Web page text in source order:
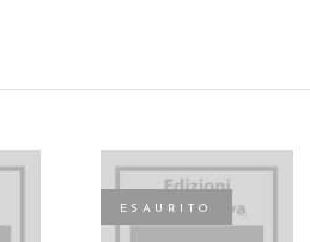
ESAURITO